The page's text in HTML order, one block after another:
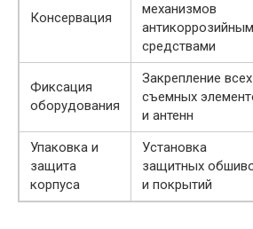
Консервация
механизмов
средствами
Фиксация
оборудования
Закрепление всех
съемных
и антенн
Упаковка и
защита
корпуса
Установка
защитных
и покрытий